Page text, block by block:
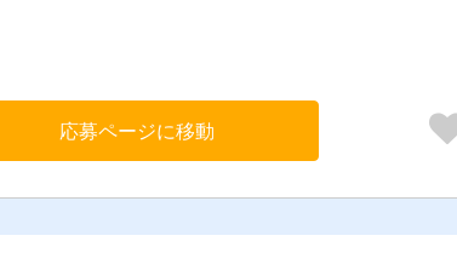
応募ページに移動